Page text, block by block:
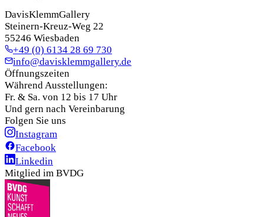
DavisKlemmGallery
Steinern-Kreuz-Weg 22
55246 Wiesbaden
+49 (0) 6134 28 69 730
info@davisklemmgallery.de
Öffnungszeiten
Während Ausstellungen:
Fr. & Sa. von 12 bis 17 Uhr
Und gern nach Vereinbarung
Folgen Sie uns
Instagram
Facebook
Linkedin
Mitglied im BVDG